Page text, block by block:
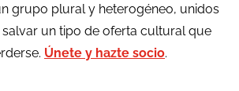
grupo plural y heterogéneo, unidos
un tipo de oferta cultural que
Únete y hazte socio.